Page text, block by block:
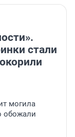
стали
могила
обожали